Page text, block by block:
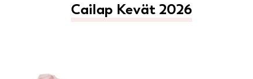
Cailap Kevät 2026